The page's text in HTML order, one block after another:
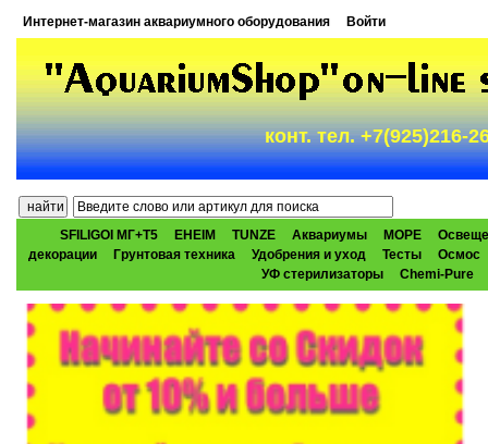
Интернет-магазин аквариумного оборудования Войти
конт. тел. +7(925)216-
SFILIGOI МГ+Т5 EHEIM TUNZE Аквариумы МОРЕ
декорации
Грунтовая техника Удобрения и уход Тесты
Осмос
УФ стерилизаторы
Chemi-Pure